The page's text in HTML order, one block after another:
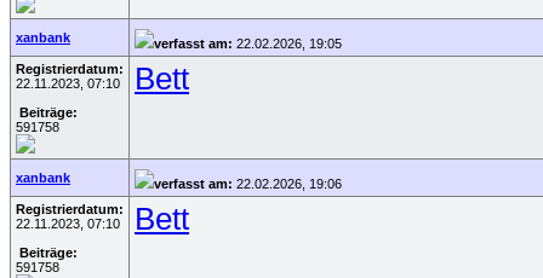
xanbank verfasst am: 22.02.2026, 19:05
Registrierdatum:
22.11.2023, 07:10
Beiträge:
591758
Bett
xanbank verfasst am: 22.02.2026, 19:06
Registrierdatum:
22.11.2023, 07:10
Beiträge:
591758
Bett